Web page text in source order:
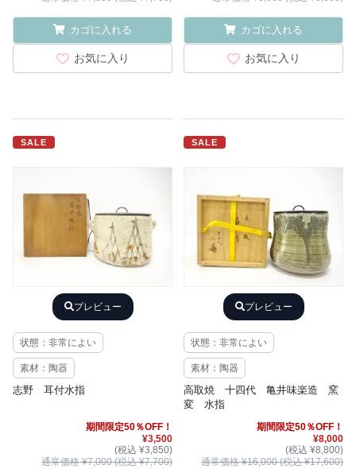
カゴに入れる
お気に入り
カゴに入れる
お気に入り
SALE
プレビュー
状態：非常によい
素材：陶器
志野 耳付水指
期間限定50％OFF！
¥3,500
(税込 ¥3,850)
通常価格 ¥7,000 (税込 ¥7,700)
SALE
プレビュー
状態：非常によい
素材：陶器
高取焼 十四代 亀井味楽造 窯
変 水指
期間限定50％OFF！
¥8,000
(税込 ¥8,800)
通常価格 ¥16,000 (税込 ¥17,600)